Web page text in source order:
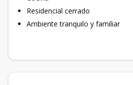
Residencial cerrado
Ambiente tranquilo y familiar